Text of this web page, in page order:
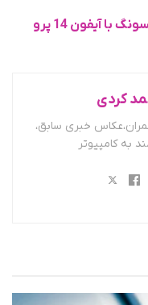
کردی
خبری سابق،
به کامپیوتر